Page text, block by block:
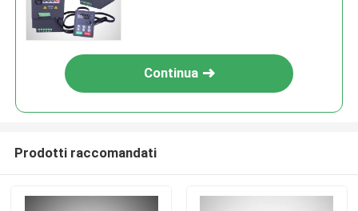
Continua
Prodotti raccomandati